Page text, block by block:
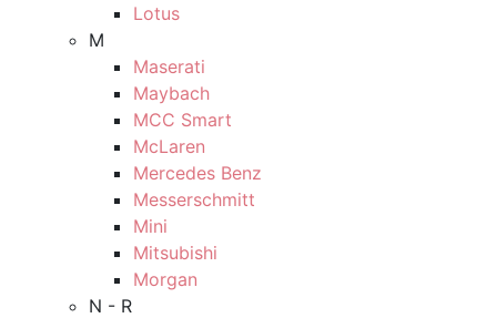
Lotus
M
Maserati
Maybach
MCC Smart
McLaren
Mercedes Benz
Messerschmitt
Mini
Mitsubishi
Morgan
N - R